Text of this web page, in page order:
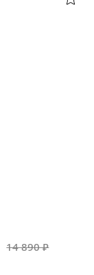
14 890 ₽